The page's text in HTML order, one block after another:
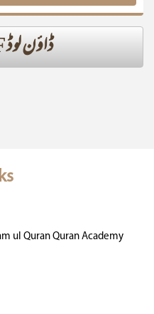
ڈاؤن لوڈ PDF
ul Quran Quran Academy